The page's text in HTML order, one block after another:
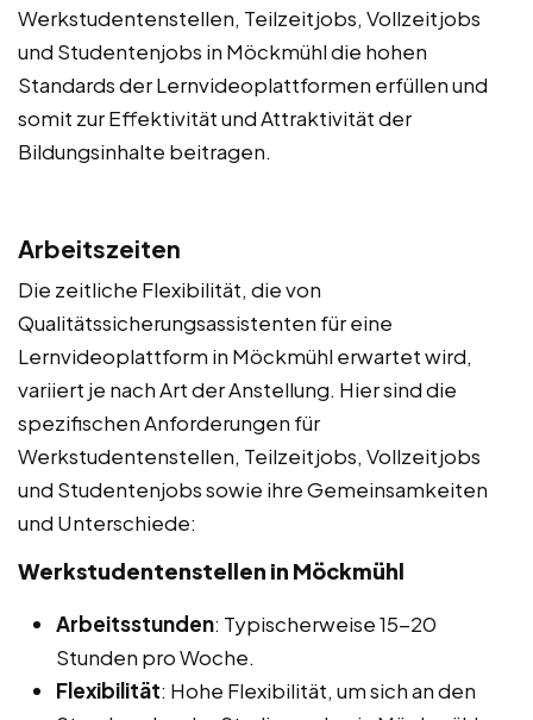
Werkstudentenstellen, Teilzeitjobs, Vollzeitjobs
und Studentenjobs in Möckmühl die hohen
Standards der Lernvideoplattformen erfüllen und
somit zur Effektivität und Attraktivität der
Bildungsinhalte beitragen.
Arbeitszeiten
Die zeitliche Flexibilität, die von
Qualitätssicherungsassistenten für eine
Lernvideoplattform in Möckmühl erwartet wird,
variiert je nach Art der Anstellung. Hier sind die
spezifischen Anforderungen für
Werkstudentenstellen, Teilzeitjobs, Vollzeitjobs
und Studentenjobs sowie ihre Gemeinsamkeiten
und Unterschiede:
Werkstudentenstellen in Möckmühl
Arbeitsstunden: Typischerweise 15-20
Stunden pro Woche.
Flexibilität: Hohe Flexibilität, um sich an den